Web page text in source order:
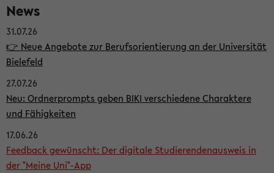
e
i
t
e
n
l
e
i
News
31.07.26
👉 Neue Angebote zur Berufsorientierung an der Universität
Bielefeld
27.07.26
Neu: Ordnerprompts geben BIKI verschiedene Charaktere
und Fähigkeiten
17.06.26
Feedback gewünscht: Der digitale Studierendenausweis in
der "Meine Uni"-App